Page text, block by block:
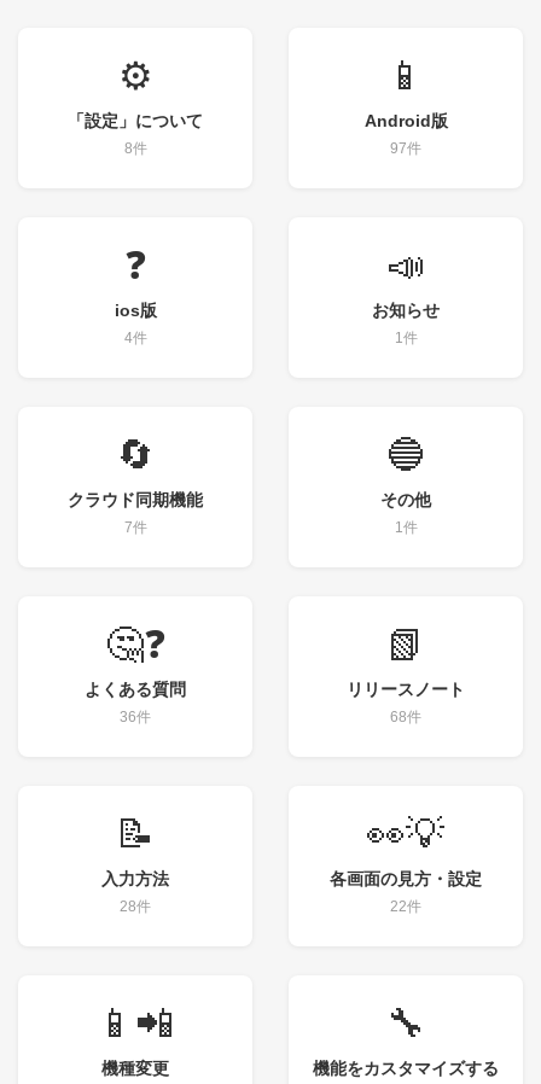
⚙️
「設定」について
8件
📱
Android版
97件
❓
ios版
4件
📣
お知らせ
1件
🔄
クラウド同期機能
7件
🔵
その他
1件
🤔❓
よくある質問
36件
📗
リリースノート
68件
📝
入力方法
28件
👀💡
各画面の見方・設定
22件
📱📲
機種変更
🔧
機能をカスタマイズする